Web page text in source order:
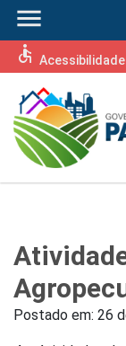
menu
accessible Acessibilidade
Postado em: 26